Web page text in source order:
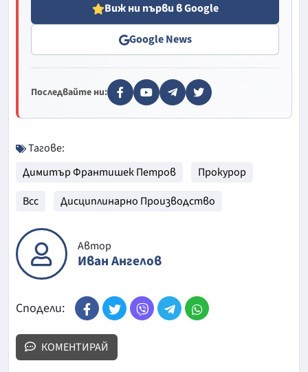
Виж ни първи в Google
Google News
Последвайте ни:
Тагове:
Димитър Франтишек Петров
Прокурор
Всс
Дисциплинарно Производство
Автор
Иван Ангелов
Сподели:
КОМЕНТИРАЙ